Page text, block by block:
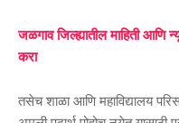
जळगाव जिल्ह्यातील माहिती
करा
तसेच शाळा आणि महाविद्यालय